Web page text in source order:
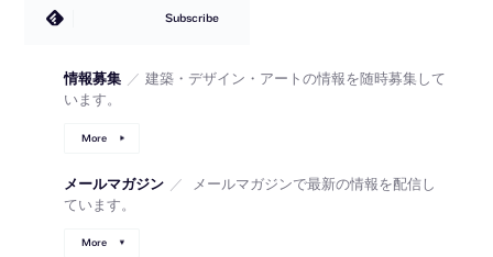
Subscribe
情報募集 ／ 建築・デザイン・アートの情報を随時募集して
います。
More
メールマガジン ／
メールマガジンで最新の情報を配信し
ています。
More